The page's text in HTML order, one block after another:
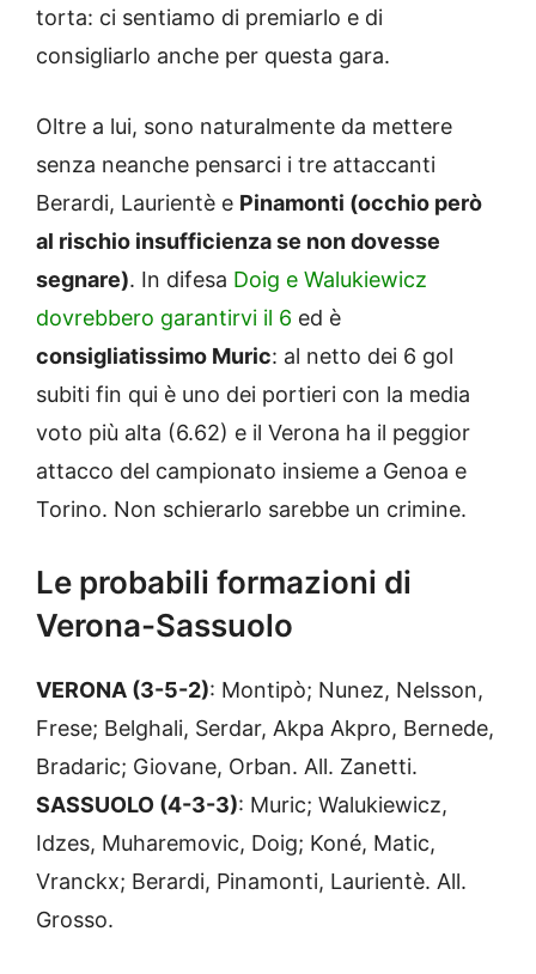
torta: ci sentiamo di premiarlo e di
consigliarlo anche per questa gara.
Oltre a lui, sono naturalmente da mettere
senza neanche pensarci i tre attaccanti
Berardi, Laurientè e Pinamonti (occhio però
al rischio insufficienza se non dovesse
segnare). In difesa Doig e Walukiewicz
dovrebbero garantirvi il 6 ed è
consigliatissimo Muric: al netto dei 6 gol
subiti fin qui è uno dei portieri con la media
voto più alta (6.62) e il Verona ha il peggior
attacco del campionato insieme a Genoa e
Torino. Non schierarlo sarebbe un crimine.
Le probabili formazioni di
Verona-Sassuolo
VERONA (3-5-2): Montipò; Nunez, Nelsson,
Frese; Belghali, Serdar, Akpa Akpro, Bernede,
Bradaric; Giovane, Orban. All. Zanetti.
SASSUOLO (4-3-3): Muric; Walukiewicz,
Idzes, Muharemovic, Doig; Koné, Matic,
Vranckx; Berardi, Pinamonti, Laurientè. All.
Grosso.